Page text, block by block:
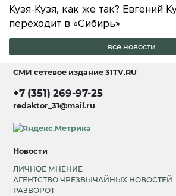
Кузя-Кузя, как же так? Евгений
переходит в «Сибирь»
все новости
СМИ сетевое издание31TV.RU
+7 (351) 269-97-25
redaktor_31@mail.ru
Новости
ЛИЧНОЕ МНЕНИЕ
АГЕНТСТВО ЧРЕЗВЫЧАЙНЫХ НОВОСТЕЙ
РАЗВОРОТ